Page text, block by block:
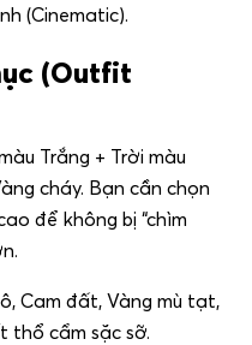
(Cinematic).
(Outfit
Trắng + Trời màu
cháy. Bạn cần chọn
để không bị “chìm
Cam đất, Vàng mù tạt,
thổ cẩm sặc sỡ.